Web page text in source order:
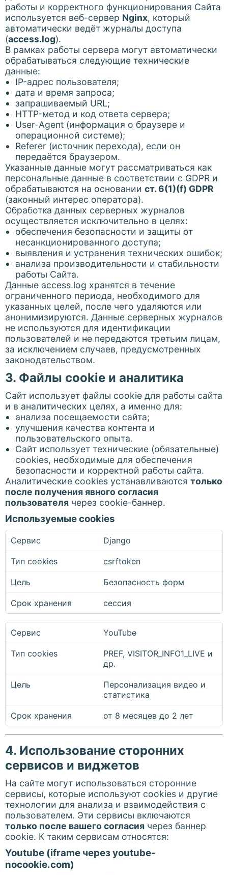
работы и корректного функционирования Сайта
используется веб-сервер Nginx, который
автоматически ведёт журналы доступа
(access.log).
В рамках работы сервера могут автоматически
обрабатываться следующие технические
данные:
IP-адрес пользователя;
дата и время запроса;
запрашиваемый URL;
HTTP-метод и код ответа сервера;
User-Agent (информация о браузере и
операционной системе);
Referer (источник перехода), если он
передаётся браузером.
Указанные данные могут рассматриваться как
персональные данные в соответствии с GDPR и
обрабатываются на основании ст. 6(1)(f) GDPR
(законный интерес оператора).
Обработка данных серверных журналов
осуществляется исключительно в целях:
обеспечения безопасности и защиты от
несанкционированного доступа;
выявления и устранения технических ошибок;
анализа производительности и стабильности
работы Сайта.
Данные access.log хранятся в течение
ограниченного периода, необходимого для
указанных целей, после чего удаляются или
анонимизируются. Данные серверных журналов
не используются для идентификации
пользователей и не передаются третьим лицам,
за исключением случаев, предусмотренных
законодательством.
3. Файлы cookie и аналитика
Сайт использует файлы cookie для работы сайта
и в аналитических целях, а именно для:
анализа посещаемости сайта;
улучшения качества контента и
пользовательского опыта.
Сайт использует технические (обязательные)
cookies, необходимые для обеспечения
безопасности и корректной работы сайта.
Аналитические cookies устанавливаются только
после получения явного согласия
пользователя через cookie-баннер.
Используемые cookies
Django
csrftoken
Безопасность форм
сессия
YouTube
PREF, VISITOR_INFO1_LIVE и
др.
Персонализация видео и
статистика
от 8 месяцев до 2 лет
4. Использование сторонних
сервисов и виджетов
На сайте могут использоваться сторонние
сервисы, которые используют cookies и другие
технологии для анализа и взаимодействия с
пользователем. Эти сервисы включаются
только после вашего согласия через баннер
cookie. К таким сервисам относятся:
Youtube (iframe через youtube-
nocookie.com)